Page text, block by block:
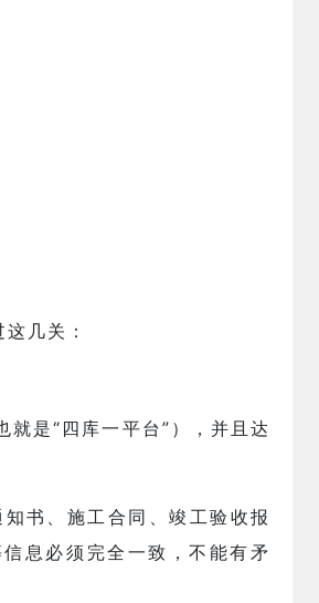
几关：
是“四库一平台”），并且达
书、施工合同、竣工验收报
息必须完全一致，不能有矛